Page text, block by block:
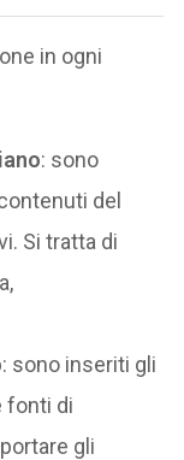
in ogni
: sono
del
Si tratta di
: sono inseriti gli
fonti di
gli